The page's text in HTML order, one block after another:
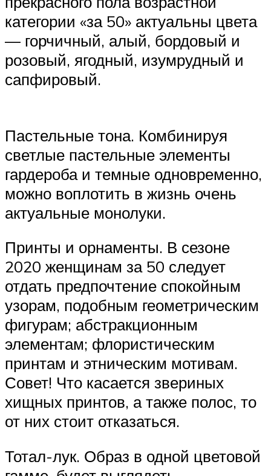
категории «за 50» актуальны цвета
— горчичный, алый, бордовый и
розовый, ягодный, изумрудный и
сапфировый.
Пастельные тона. Комбинируя
светлые пастельные элементы
гардероба и темные одновременно,
можно воплотить в жизнь очень
актуальные монолуки.
Принты и орнаменты. В сезоне
2020 женщинам за 50 следует
отдать предпочтение спокойным
узорам, подобным геометрическим
фигурам; абстракционным
элементам; флористическим
принтам и этническим мотивам.
Совет! Что касается звериных
хищных принтов, а также полос, то
от них стоит отказаться.
Тотал-лук. Образ в одной цветовой